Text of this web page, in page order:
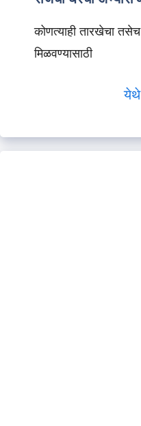
कोणत्याही तारखेचा
मिळवण्यासाठी
येथे